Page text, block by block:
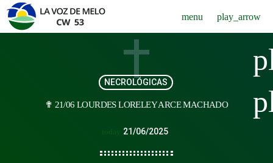
menu play_arrow
NECROLÓGICAS
✟ 21/06 LOURDES LORELEY ARCE MACHADO
today 21/06/2025